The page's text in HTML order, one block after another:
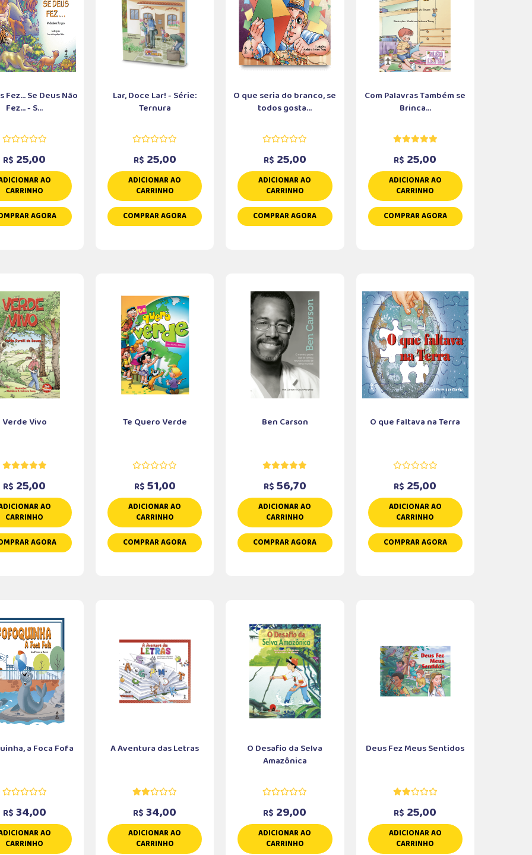
Fez... Se Deus Não
Fez... - S...
R$ 25,00
AO
CARRINHO
AGORA
Lar, Doce Lar! - Série:
Ternura
R$ 25,00
ADICIONAR AO
CARRINHO
COMPRAR AGORA
O que seria do branco, se
todos gosta...
R$ 25,00
ADICIONAR AO
CARRINHO
COMPRAR AGORA
Com Palavras Também se
Brinca...
R$ 25,00
ADICIONAR AO
CARRINHO
COMPRAR AGORA
Verde Vivo
R$ 25,00
AO
CARRINHO
AGORA
Te Quero Verde
R$ 51,00
ADICIONAR AO
CARRINHO
COMPRAR AGORA
Ben Carson
R$ 56,70
ADICIONAR AO
CARRINHO
COMPRAR AGORA
O que faltava na Terra
R$ 25,00
ADICIONAR AO
CARRINHO
COMPRAR AGORA
a Foca Fofa
R$ 34,00
AO
CARRINHO
A Aventura das Letras
R$ 34,00
ADICIONAR AO
CARRINHO
O Desafio da Selva
Amazônica
R$ 29,00
ADICIONAR AO
CARRINHO
Deus Fez Meus Sentidos
R$ 25,00
ADICIONAR AO
CARRINHO